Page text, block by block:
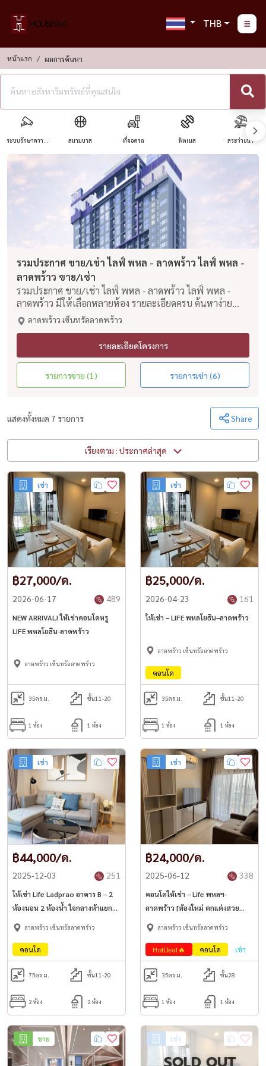
THB
หน้าแรก ผลการค้นหา
ระบบรักษาความ สนามบาส ที่จอดรถ ฟิตเนส สระว่ายน้ำ
รวมประกาศ ขาย/เช่า ไลฟ์ พหล - ลาดพร้าว ไลฟ์ พหล -
ลาดพร้าว ขาย/เช่า
รวมประกาศ ขาย/เช่า ไลฟ์ พหล - ลาดพร้าว ไลฟ์ พหล -
ลาดพร้าว มีให้เลือกหลายห้อง รายละเอียดครบ ค้นหาง่าย
อัพเดททุกวัน
ลาดพร้าว เซ็นทรัลลาดพร้าว
รายละเอียดโครงการ
รายการขาย (1) รายการเช่า (6)
แสดงทั้งหมด 7 รายการ Share
เรียงตาม : ประกาศล่าสุด
เช่า
฿27,000/ด.
2026-06-17 489
NEW ARRIVAL! ให้เช่าคอนโดหรู
LIFE พหลโยธิน-ลาดพร้าว
ลาดพร้าว เซ็นทรัลลาดพร้าว
35ตร.ม. ชั้น11-20
1 ห้อง 1 ห้อง
เช่า
฿25,000/ด.
2026-04-23 161
ให้เช่า – LIFE พหลโยธิน–ลาดพร้าว
ลาดพร้าว เซ็นทรัลลาดพร้าว
คอนโด
35ตร.ม. ชั้น11-20
1 ห้อง 1 ห้อง
เช่า
฿44,000/ด.
2025-12-03 251
ให้เช่า Life Ladprao อาคาร B – 2
ห้องนอน 2 ห้องน้ำ ใจกลางห้าแยก
ลาดพร้าว
ลาดพร้าว เซ็นทรัลลาดพร้าว
คอนโด
75ตร.ม. ชั้น11-20
2 ห้อง 2 ห้อง
เช่า
฿24,000/ด.
2025-06-12 338
คอนโดให้เช่า – Life พหลฯ-
ลาดพร้าว [ห้องใหม่ ตกแต่งสวย
พร้อมอยู่]
ลาดพร้าว เซ็นทรัลลาดพร้าว
HotDeal🔥 คอนโด เช่า
35ตร.ม. ชั้น28
1 ห้อง 1 ห้อง
ขาย เช่า